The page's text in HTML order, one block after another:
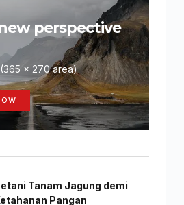
perspective
x 270 area)
Tanam Jagung demi
Pangan